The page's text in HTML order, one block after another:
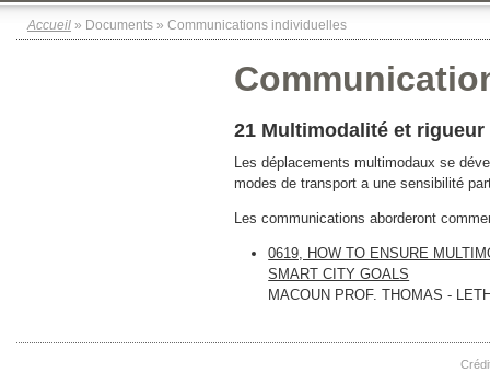
Accueil » Documents » Communications individuelles
21 Multimodalité et
Les déplacements multimodaux se
modes de transport a une sensibilité
Les communications aborderont
0619, HOW TO ENSURE
SMART CITY GOALS
MACOUN PROF. THOMAS -